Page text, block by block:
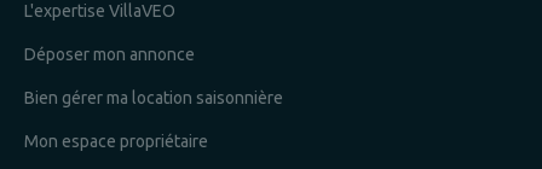
L'expertise VillaVEO
Déposer mon annonce
Bien gérer ma location saisonnière
Mon espace propriétaire